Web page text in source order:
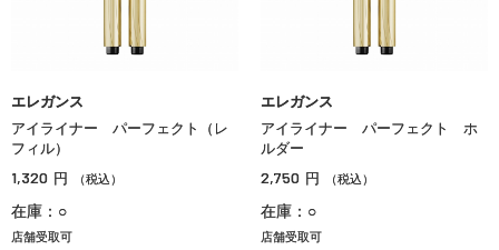
エレガンス
アイライナー パーフェクト（レ
フィル）
1,320 円 （税込）
在庫：○
店舗受取可
エレガンス
アイライナー パーフェクト ホ
ルダー
2,750 円 （税込）
在庫：○
店舗受取可